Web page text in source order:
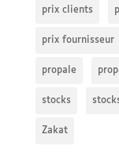
prix clients
prix fournisseur
propale
stocks
Zakat